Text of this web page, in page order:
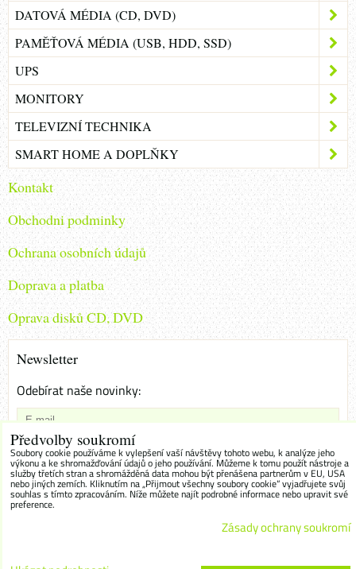
DATOVÁ MÉDIA (CD, DVD)
PAMĚŤOVÁ MÉDIA (USB, HDD, SSD)
UPS
MONITORY
TELEVIZNÍ TECHNIKA
SMART HOME A DOPLŇKY
Kontakt
Obchodni podminky
Ochrana osobních údajů
Doprava a platba
Oprava disků CD, DVD
Newsletter
Odebírat naše novinky:
Chci se přihlásit k odběru novinek e-mailem
Odebírat
Předvolby soukromí
Soubory cookie používáme k vylepšení vaší návštěvy tohoto webu, k analýze jeho
výkonu a ke shromažďování údajů o jeho používání. Můžeme k tomu použít nástroje a
služby třetích stran a shromážděná data mohou být přenášena partnerům v EU, USA
nebo jiných zemích. Kliknutím na „Přijmout všechny soubory cookie“ vyjadřujete svůj
souhlas s tímto zpracováním. Níže můžete najít podrobné informace nebo upravit své
preference.
Zásady ochrany soukromí